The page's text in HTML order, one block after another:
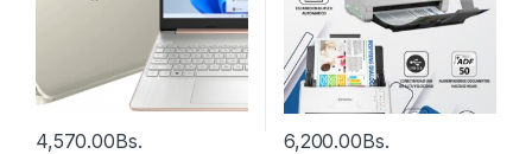
4,570.00Bs. 6,200.00Bs.